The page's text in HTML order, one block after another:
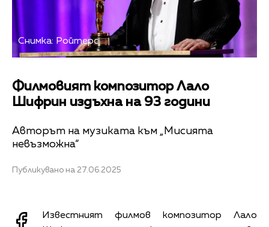
Снимка: Ройтерс
Филмовият композитор Лало
Шифрин издъхна на 93 години
Авторът на музиката към „Мисията
невъзможна“
Публикувано на 27.06.2025
Известният филмов композитор Лало